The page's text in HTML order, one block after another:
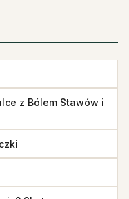
z Bólem Stawów i